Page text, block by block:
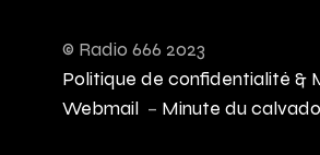
© Radio 666 2023
Politique de confidentialité &
Webmail – Minute du